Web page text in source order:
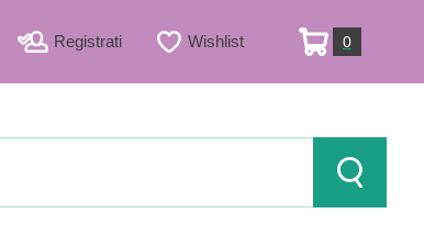
Registrati Wishlist 0
ARTICOLI
Cerca